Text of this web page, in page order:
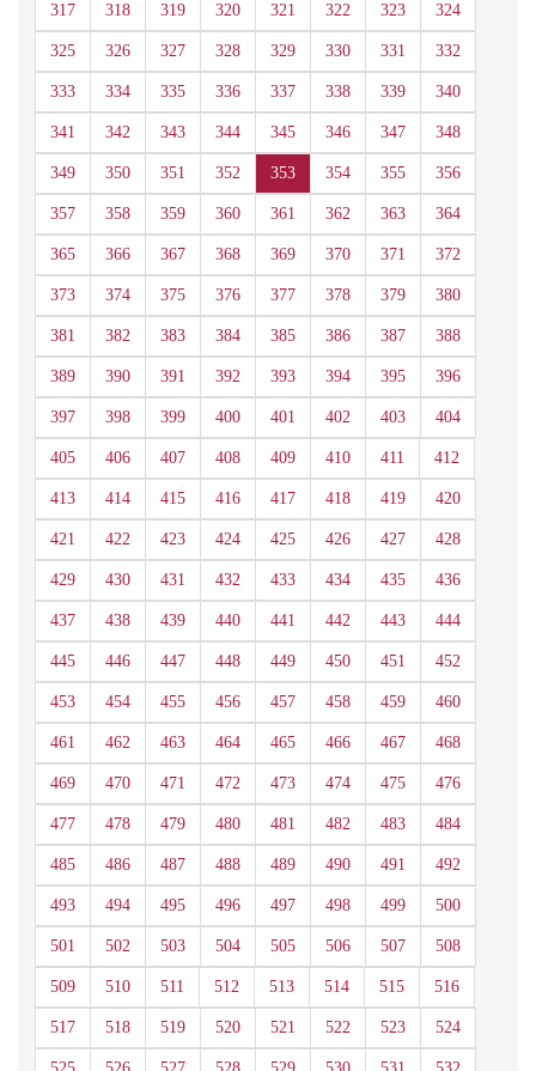
317 318 319 320 321 322 323 324
325 326 327 328 329 330 331 332
333 334 335 336 337 338 339 340
341 342 343 344 345 346 347 348
349 350 351 352 353 354 355 356
357 358 359 360 361 362 363 364
365 366 367 368 369 370 371 372
373 374 375 376 377 378 379 380
381 382 383 384 385 386 387 388
389 390 391 392 393 394 395 396
397 398 399 400 401 402 403 404
405 406 407 408 409 410 411 412
413 414 415 416 417 418 419 420
421 422 423 424 425 426 427 428
429 430 431 432 433 434 435 436
437 438 439 440 441 442 443 444
445 446 447 448 449 450 451 452
453 454 455 456 457 458 459 460
461 462 463 464 465 466 467 468
469 470 471 472 473 474 475 476
477 478 479 480 481 482 483 484
485 486 487 488 489 490 491 492
493 494 495 496 497 498 499 500
501 502 503 504 505 506 507 508
509 510 511 512 513 514 515 516
517 518 519 520 521 522 523 524